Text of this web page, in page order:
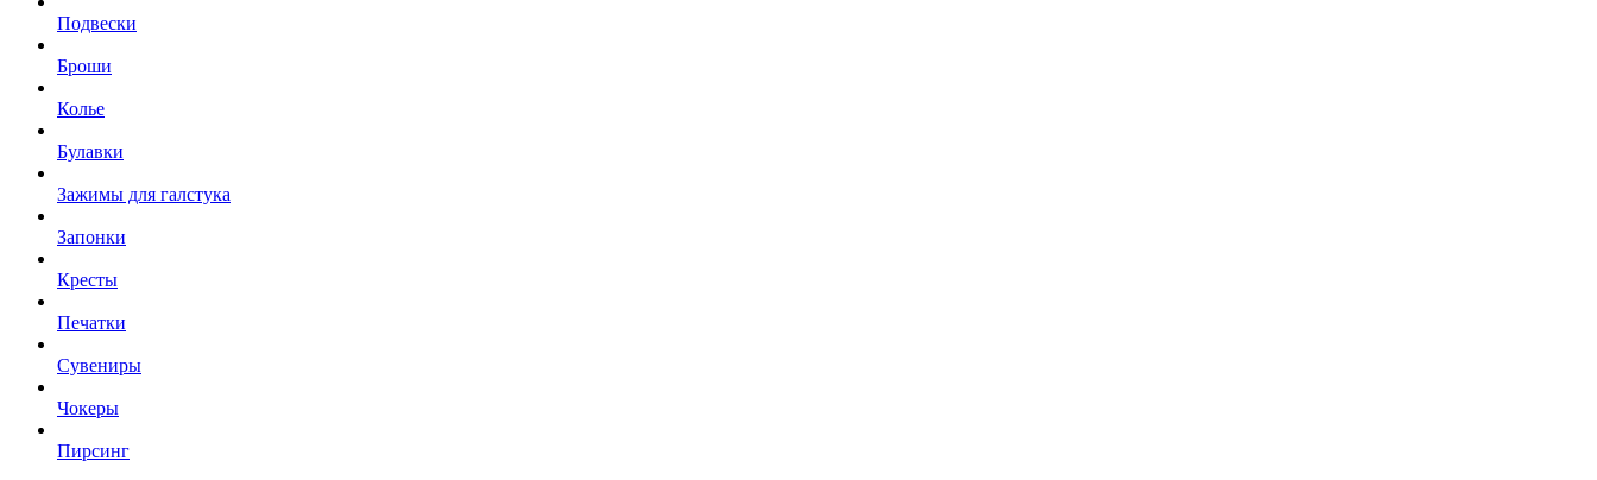
Подвески
Броши
Колье
Булавки
Зажимы для галстука
Запонки
Кресты
Печатки
Сувениры
Чокеры
Пирсинг